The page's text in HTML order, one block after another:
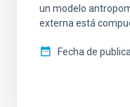
un modelo
externa está
Fecha de